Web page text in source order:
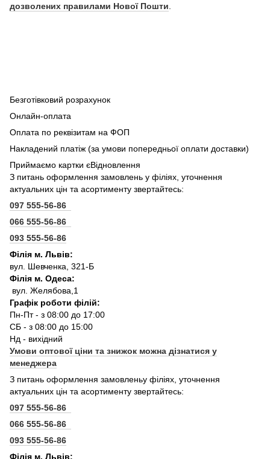
дозволених правилами Нової Пошти.
Безготівковий розрахунок
Онлайн-оплата
Оплата по реквізитам на ФОП
Накладений платіж (за умови попередньої оплати доставки)
Приймаємо картки єВідновлення
З питань оформлення замовлень у філіях, уточнення
актуальних цін та асортименту звертайтесь:
097 555-56-86
066 555-56-86
093 555-56-86
Філія м. Львів:
вул. Шевченка, 321-Б
Філія м. Одеса:
вул. Желябова,1
Графік роботи філій:
Пн-Пт - з 08:00 до 17:00
СБ - з 08:00 до 15:00
Нд - вихідний
Умови оптової ціни та знижок можна дізнатися у
менеджера
З питань оформлення замовленьу філіях, уточнення
актуальних цін та асортименту звертайтесь:
097 555-56-86
066 555-56-86
093 555-56-86
Філія м. Львів: